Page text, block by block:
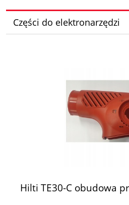
Części do elektronarzędzi
Hilti TE30-C obudowa